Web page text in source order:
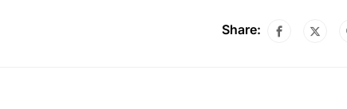
Share: